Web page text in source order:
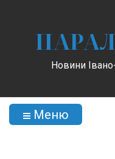
Новини
Меню